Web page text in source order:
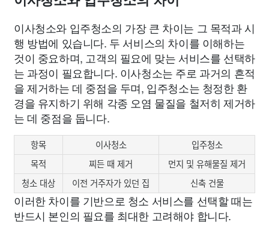
이사청소와 입주청소의 가장 큰 차이는 그 목적과 시
행 방법에 있습니다. 두 서비스의 차이를 이해하는
것이 중요하며, 고객의 필요에 맞는 서비스를 선택하
는 과정이 필요합니다. 이사청소는 주로 과거의 흔적
을 제거하는 데 중점을 두며, 입주청소는 청정한 환
경을 유지하기 위해 각종 오염 물질을 철저히 제거하
는 데 중점을 둡니다.
항목 이사청소
입주청소
목적
찌든 때 제거
먼지 및 유해물질 제거
청소 대상
이전 거주자가 있던 집 신축 건물
이러한 차이를 기반으로 청소 서비스를 선택할 때는
반드시 본인의 필요를 최대한 고려해야 합니다.